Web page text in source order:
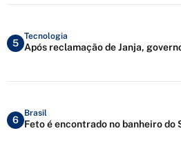
5
Tecnologia
Após reclamação de Janja,
6
Brasil
Feto é encontrado no banheiro do